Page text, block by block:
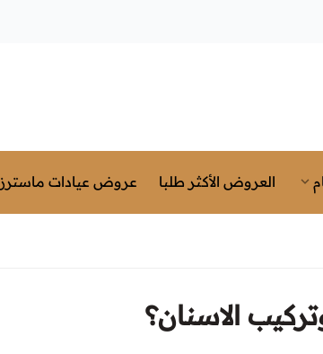
العروض الأكثر طلبا عروض عيادات ماسترز
الاسنان؟